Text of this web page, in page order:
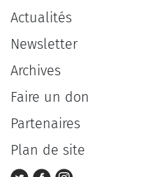
Actualités
Newsletter
Archives
Faire un don
Partenaires
Plan de site